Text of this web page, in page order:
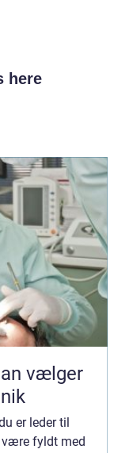
here
er leder til
være fyldt med